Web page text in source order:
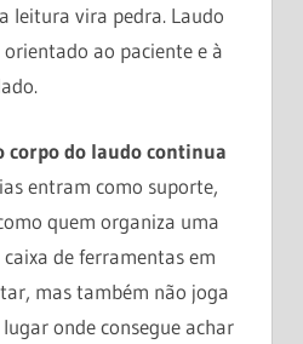
leitura vira pedra. Laudo
ao paciente e à
corpo do laudo continua
entram como suporte,
quem organiza uma
de ferramentas em
mas também não joga
onde consegue achar